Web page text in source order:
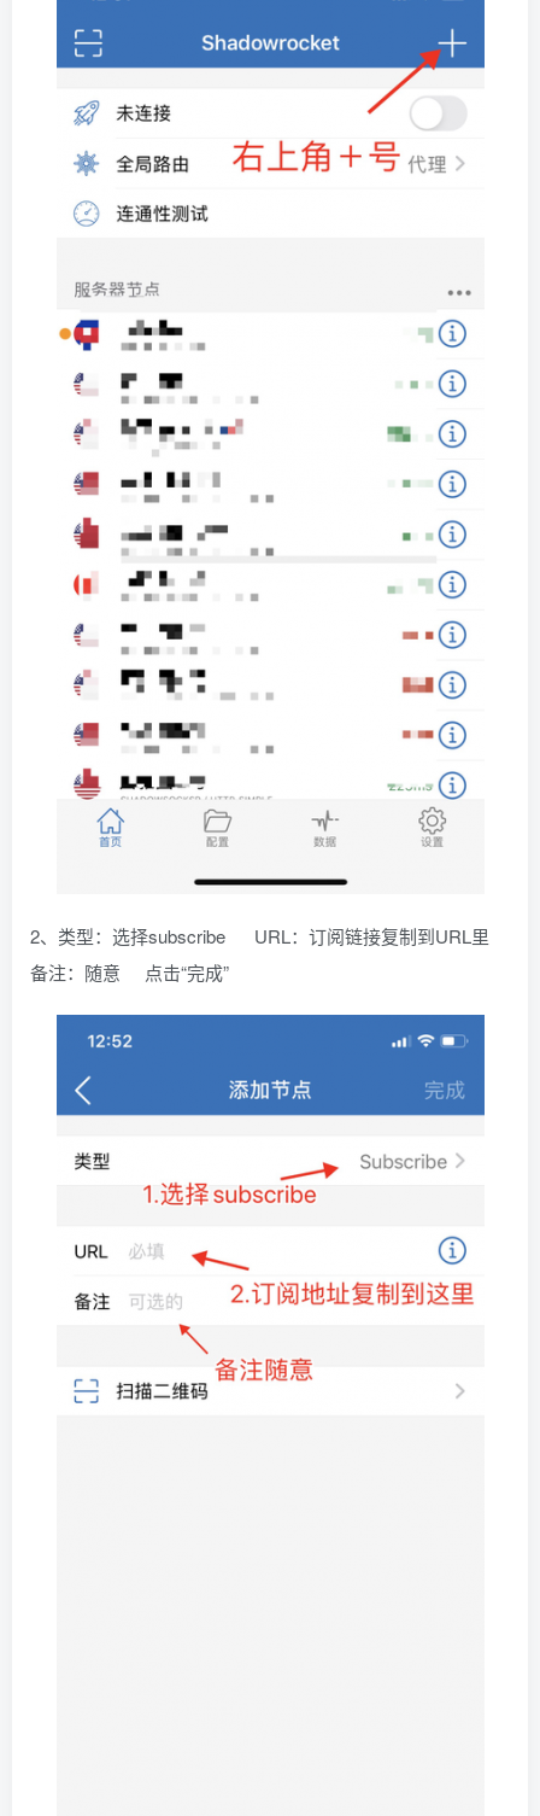
2、类型：选择subscribe URL：订阅链接复制到URL里
备注：随意 点击“完成”